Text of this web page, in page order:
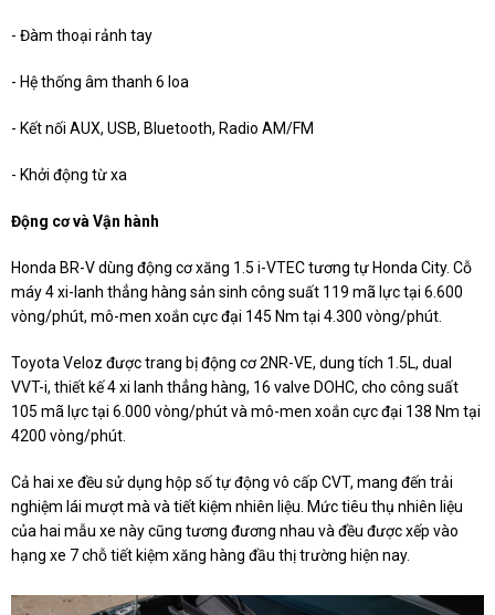
- Đàm thoại rảnh tay
- Hệ thống âm thanh 6 loa
- Kết nối AUX, USB, Bluetooth, Radio AM/FM
- Khởi động từ xa
Động cơ và Vận hành
Honda BR-V dùng động cơ xăng 1.5 i-VTEC tương tự Honda City. Cỗ
máy 4 xi-lanh thẳng hàng sản sinh công suất 119 mã lực tại 6.600
vòng/phút, mô-men xoắn cực đại 145 Nm tại 4.300 vòng/phút.
Toyota Veloz được trang bị động cơ 2NR-VE, dung tích 1.5L, dual
VVT-i, thiết kế 4 xi lanh thẳng hàng, 16 valve DOHC, cho công suất
105 mã lực tại 6.000 vòng/phút và mô-men xoắn cực đại 138 Nm tại
4200 vòng/phút.
Cả hai xe đều sử dụng hộp số tự động vô cấp CVT, mang đến trải
nghiệm lái mượt mà và tiết kiệm nhiên liệu. Mức tiêu thụ nhiên liệu
của hai mẫu xe này cũng tương đương nhau và đều được xếp vào
hạng xe 7 chỗ tiết kiệm xăng hàng đầu thị trường hiện nay.